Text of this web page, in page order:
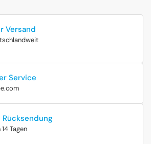
Versand
Service
Rücksendung
Tagen